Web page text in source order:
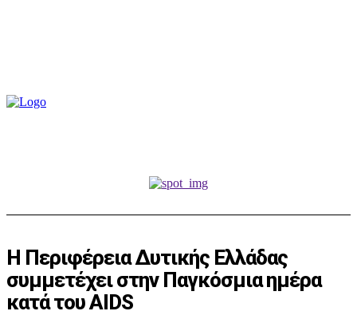
Η Περιφέρεια Δυτικής Ελλάδας
συμμετέχει στην Παγκόσμια ημέρα
κατά του AIDS